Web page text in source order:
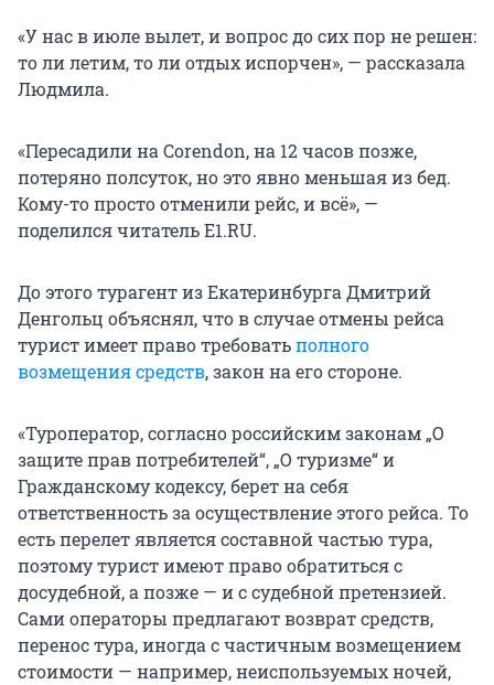
«У нас в июле вылет, и вопрос до сих пор не решен:
то ли летим, то ли отдых испорчен», — рассказала
Людмила.
«Пересадили на Corendon, на 12 часов позже,
потеряно полсуток, но это явно меньшая из бед.
Кому-то просто отменили рейс, и всё», —
поделился читатель E1.RU.
До этого турагент из Екатеринбурга Дмитрий
Денгольц объяснял, что в случае отмены рейса
турист имеет право требоватьполного
возмещения средств, закон на его стороне.
«Туроператор, согласно российским законам „О
защите прав потребителей“, „О туризме“ и
Гражданскому кодексу, берет на себя
ответственность за осуществление этого рейса. То
есть перелет является составной частью тура,
поэтому турист имеют право обратиться с
досудебной, а позже — и с судебной претензией.
Сами операторы предлагают возврат средств,
перенос тура, иногда с частичным возмещением
стоимости — например, неиспользуемых ночей,